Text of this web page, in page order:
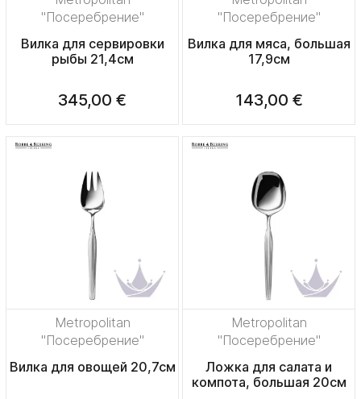
"Посеребрение"
Вилка для сервировки
рыбы 21,4см
345,00 €
"Посеребрение"
Вилка для мяса, большая
17,9см
143,00 €
Metropolitan
"Посеребрение"
Вилка для овощей 20,7см
Metropolitan
"Посеребрение"
Ложка для салата и
компота, большая 20см